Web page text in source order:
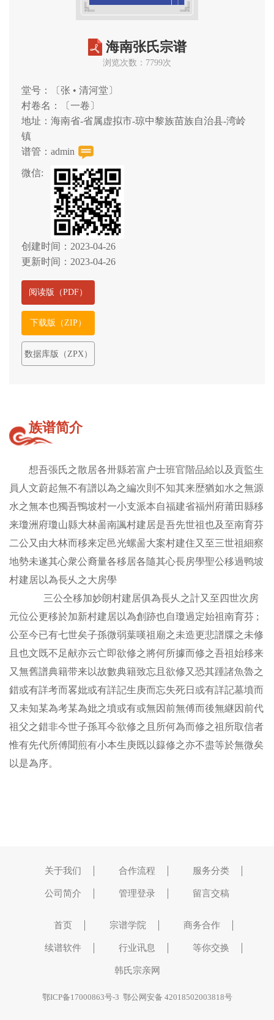
海南张氏宗谱
浏览次数：7799次
堂号：〔张 • 清河堂〕
村卷名：〔一卷〕
地址：海南省-省属虚拟市-琼中黎族苗族自治县-湾岭
镇
谱管：admin
微信:
创建时间：2023-04-26
更新时间：2023-04-26
阅读版（PDF）
下载版（ZIP）
数据库版（ZPX）
族谱简介
想吾張氏之散居各卅縣若富户士班官階品給以及貢監生
員人文蔚起無不有譜以為之編次則不知其来歴猶如水之無源
水之無本也獨吾鴨坡村一小支派本自福建省福州府莆田縣移
来瓊洲府瓊山縣大林啚南諷村建居是吾先世祖也及至南育芬
二公又由大林而移来定邑光螺啚大案村建住又至三世祖細察
地勢未遂其心衆公裔量各移居各隨其心長房學聖公移過鸭坡
村建居以為長乆之大房學
三公仝移加妙朗村建居俱為長乆之計又至四世次房
元位公更移於加新村建居以為創跡也自瓊過定始祖南育芬 ;
公至今已有七世矣子孫微弱葉嘆祖廟之未造更悲譜牒之未修
且也文既不足献亦云亡即欲修之將何所據而修之吾祖始移来
又無舊譜典籍带来以故數典籍致忘且欲修又恐其踵諸魚魯之
錯或有詳考而畧妣或有詳記生庚而忘失死日或有詳記墓墳而
又未知某為考某為妣之墳或有或無因前無傅而後無継因前代
祖父之錯非今世子孫耳今欲修之且所何為而修之祖所取信者
惟有先代所傅聞煎有小本生庚既以籙修之亦不盡等於無微矣
以是為序。
关于我们 合作流程 服务分类
公司简介 管理登录 留言交稿
首页 宗谱学院 商务合作
续谱软件 行业讯息 等你交换
韩氏宗亲网
鄂ICP备17000863号-3 鄂公网安备 42018502003818号